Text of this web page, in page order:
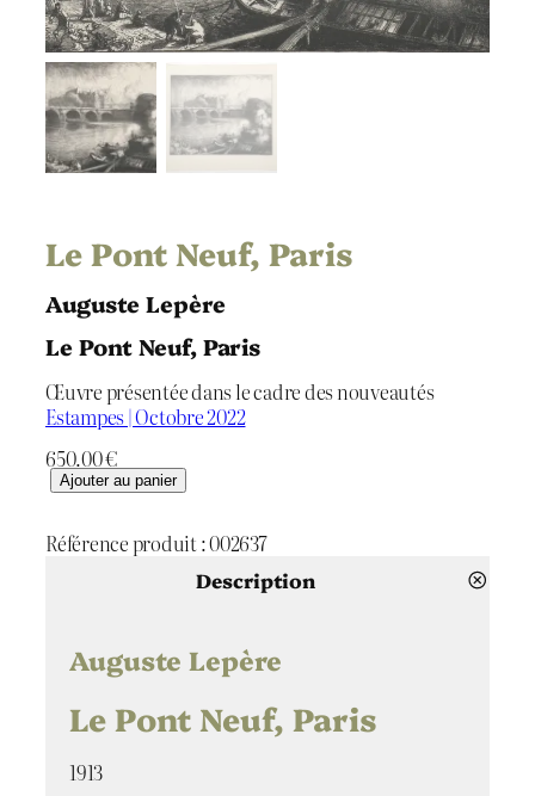
Le Pont Neuf, Paris
Auguste Lepère
Le Pont Neuf, Paris
Œuvre présentée dans le cadre des nouveautés
Estampes | Octobre 2022
650.00€
q
a
n
Ajouter au panier
Référence produit :002637
Description
Auguste Lepère
Le Pont Neuf, Paris
1913